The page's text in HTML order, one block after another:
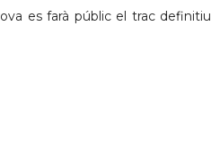
es farà públic el trac definitiu